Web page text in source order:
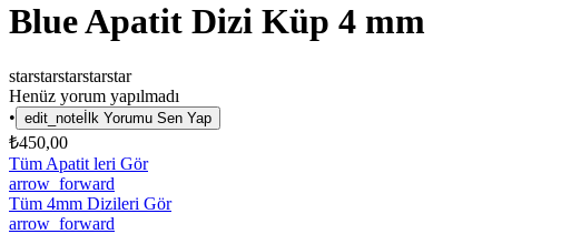
Blue Apatit Dizi Küp 4 mm
starstarstarstarstar
Henüz yorum yapılmadı
• edit_note İlk Yorumu Sen Yap
₺450,00
Tüm Apatit leri Gör
arrow_forward
Tüm 4mm Dizileri Gör
arrow_forward